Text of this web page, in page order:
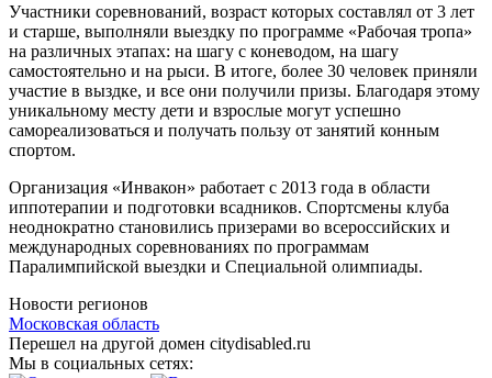
Участники соревнований, возраст которых составлял от 3 лет
и старше, выполняли выездку по программе «Рабочая тропа»
на различных этапах: на шагу с коневодом, на шагу
самостоятельно и на рыси. В итоге, более 30 человек приняли
участие в выздке, и все они получили призы. Благодаря этому
уникальному месту дети и взрослые могут успешно
самореализоваться и получать пользу от занятий конным
спортом.
Организация «Инвакон» работает с 2013 года в области
иппотерапии и подготовки всадников. Спортсмены клуба
неоднократно становились призерами во всероссийских и
международных соревнованиях по программам
Паралимпийской выездки и Специальной олимпиады.
Новости регионов
Московская область
Перешел на другой домен citydisabled.ru
Мы в социальных сетях: